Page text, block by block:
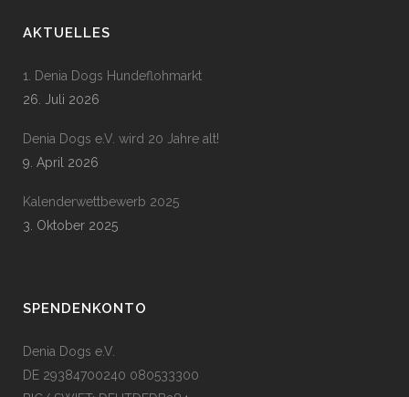
AKTUELLES
1. Denia Dogs Hundeflohmarkt
26. Juli 2026
Denia Dogs e.V. wird 20 Jahre alt!
9. April 2026
Kalenderwettbewerb 2025
3. Oktober 2025
SPENDENKONTO
Denia Dogs e.V.
DE 29384700240 080533300